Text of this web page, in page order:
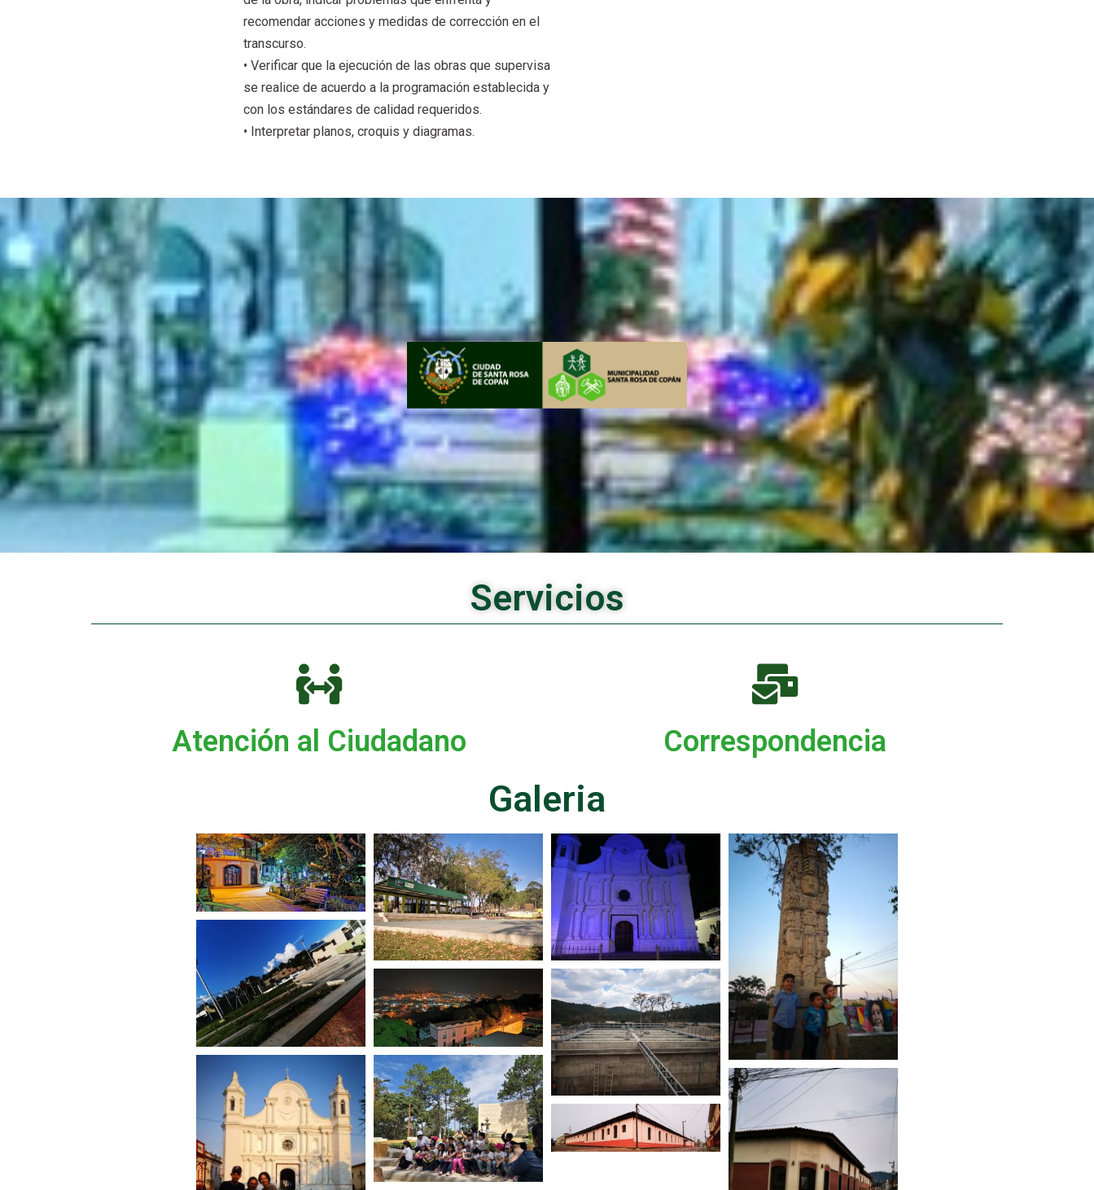
recomendar acciones y medidas de corrección en el
transcurso.
• Verificar que la ejecución de las obras que supervisa
se realice de acuerdo a la programación establecida y
con los estándares de calidad requeridos.
• Interpretar planos, croquis y diagramas.
Servicios
Atención al Ciudadano Correspondencia
Galeria